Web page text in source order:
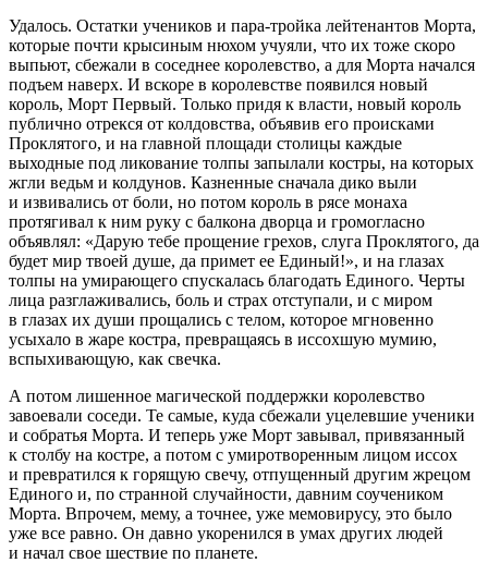
Удалось. Остатки учеников и пара-тройка лейтенантов Морта,
которые почти крысиным нюхом учуяли, что их тоже скоро
выпьют, сбежали в соседнее королевство, а для Морта начался
подъем наверх. И вскоре в королевстве появился новый
король, Морт Первый. Только придя к власти, новый король
публично отрекся от колдовства, объявив его происками
Проклятого, и на главной площади столицы каждые
выходные под ликование толпы запылали костры, на которых
жгли ведьм и колдунов. Казненные сначала дико выли
и извивались от боли, но потом король в рясе монаха
протягивал к ним руку с балкона дворца и громогласно
объявлял: «Дарую тебе прощение грехов, слуга Проклятого, да
будет мир твоей душе, да примет ее Единый!», и на глазах
толпы на умирающего спускалась благодать Единого. Черты
лица разглаживались, боль и страх отступали, и с миром
в глазах их души прощались с телом, которое мгновенно
усыхало в жаре костра, превращаясь в иссохшую мумию,
вспыхивающую, как свечка.
А потом лишенное магической поддержки королевство
завоевали соседи. Те самые, куда сбежали уцелевшие ученики
и собратья Морта. И теперь уже Морт завывал, привязанный
к столбу на костре, а потом с умиротворенным лицом иссох
и превратился к горящую свечу, отпущенный другим жрецом
Единого и, по странной случайности, давним соучеником
Морта. Впрочем, мему, а точнее, уже мемовирусу, это было
уже все равно. Он давно укоренился в умах других людей
и начал свое шествие по планете.